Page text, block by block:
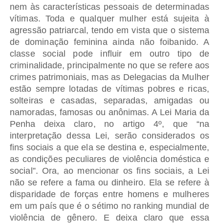
nem às características pessoais de determinadas
vítimas. Toda e qualquer mulher está sujeita à
agressão patriarcal, tendo em vista que o sistema
de dominação feminina ainda não foibanido. A
classe social pode influir em outro tipo de
criminalidade, principalmente no que se refere aos
crimes patrimoniais, mas as Delegacias da Mulher
estão sempre lotadas de vítimas pobres e ricas,
solteiras e casadas, separadas, amigadas ou
namoradas, famosas ou anônimas. A Lei Maria da
Penha deixa claro, no artigo 4º, que “na
interpretação dessa Lei, serão considerados os
fins sociais a que ela se destina e, especialmente,
as condições peculiares de violência doméstica e
social”. Ora, ao mencionar os fins sociais, a Lei
não se refere a fama ou dinheiro. Ela se refere à
disparidade de forças entre homens e mulheres
em um país que é o sétimo no ranking mundial de
violência de gênero. E deixa claro que essa